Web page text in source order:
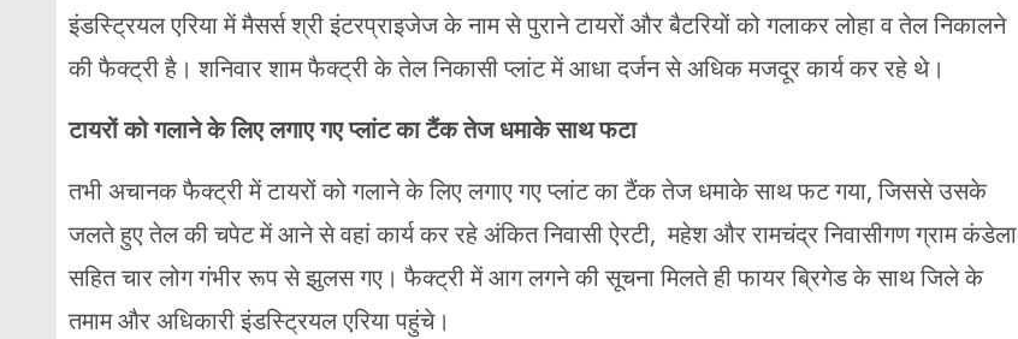
इंडस्ट्रियल एरिया में मैसर्स श्री इंटरप्राइजेज के नाम से पुराने टायरों और बैटरियों को गलाकर लोहा व तेल निकालने
की फैक्ट्री है। शनिवार शाम फैक्ट्री के तेल निकासी प्लांट में आधा दर्जन से अधिक मजदूर कार्य कर रहे थे।
टायरों को गलाने के लिए लगाए गए प्लांट का टैंक तेज धमाके साथ फटा
तभी अचानक फैक्ट्री में टायरों को गलाने के लिए लगाए गए प्लांट का टैंक तेज धमाके साथ फट गया, जिससे उसके
जलते हुए तेल की चपेट में आने से वहां कार्य कर रहे अंकित निवासी ऐरटी, महेश और रामचंद्र निवासीगण ग्राम कंडेला
सहित चार लोग गंभीर रूप से झुलस गए। फैक्ट्री में आग लगने की सूचना मिलते ही फायर ब्रिगेड के साथ जिले के
तमाम और अधिकारी इंडस्ट्रियल एरिया पहुंचे।